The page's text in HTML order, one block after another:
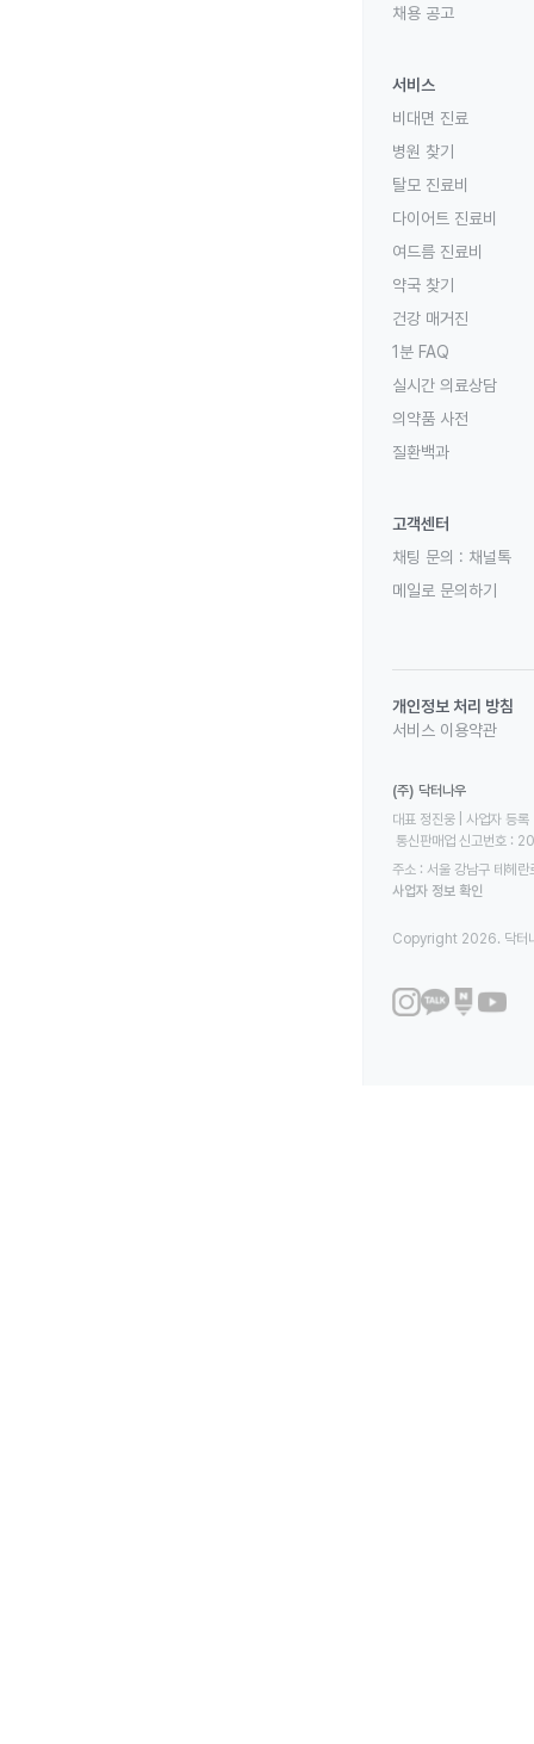
채용 공고
서비스
비대면 진료
병원 찾기
탈모 진료비
다이어트 진료비
여드름 진료비
약국 찾기
건강 매거진
1분 FAQ
실시간 의료상담
의약품 사전
질환백과
고객센터
채팅 문의 : 채널톡
메일로 문의하기
개인정보 처리 방침
서비스 이용약관
(주) 닥터나우
대표 정진웅 | 사업자
통신판매업 신고번호
주소 : 서울 강남구 테헤
사업자 정보 확인
Copyright 2026. 닥터